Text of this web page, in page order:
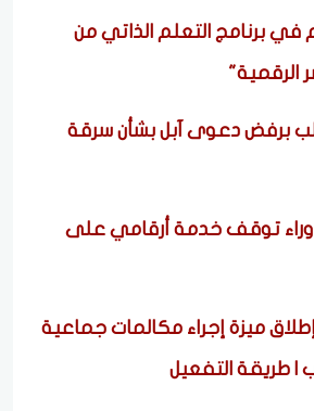
في برنامج التعلم الذاتي من
الرقمية"
برفض دعوى آبل بشأن سرقة
وراء توقف خدمة أرقامي على
ميزة إجراء مكالمات جماعية
| طريقة التفعيل